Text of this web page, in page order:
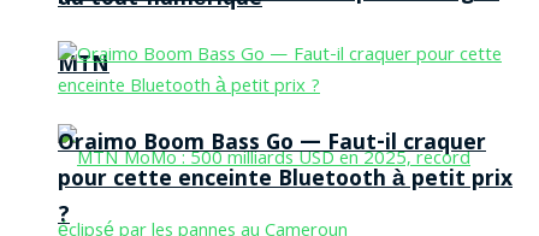
MTN
Oraimo Boom Bass Go — Faut-il craquer
pour cette enceinte Bluetooth à petit prix
?